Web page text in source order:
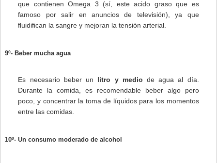
que contienen Omega 3 (sí, este acido graso que es
famoso por salir en anuncios de televisión), ya que
fluidifican la sangre y mejoran la tensión arterial.
9º- Beber mucha agua
Es necesario beber un litro y medio de agua al día.
Durante la comida, es recomendable beber algo pero
poco, y concentrar la toma de líquidos para los momentos
entre las comidas.
10º- Un consumo moderado de alcohol